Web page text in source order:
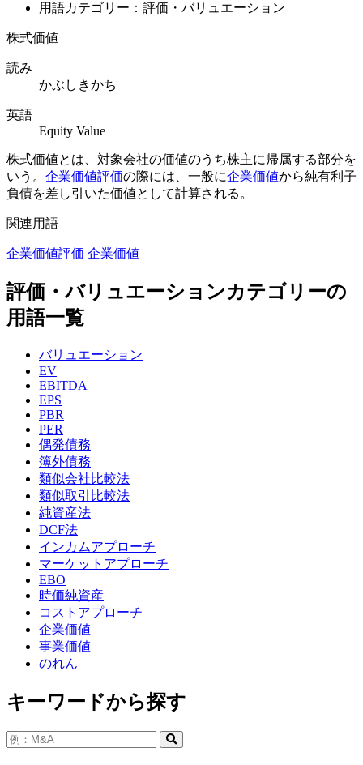
用語カテゴリー：評価・バリュエーション
株式価値
読み
かぶしきかち
英語
Equity Value
株式価値とは、対象会社の価値のうち株主に帰属する部分を
いう。 企業価値評価の際には、一般に企業価値から純有利子
負債を差し引いた価値として計算される。
関連用語
企業価値評価 企業価値
評価・バリュエーションカテゴリーの
用語一覧
バリュエーション
EV
EBITDA
EPS
PBR
PER
偶発債務
簿外債務
類似会社比較法
類似取引比較法
純資産法
DCF法
インカムアプローチ
マーケットアプローチ
EBO
時価純資産
コストアプローチ
企業価値
事業価値
のれん
キーワードから探す